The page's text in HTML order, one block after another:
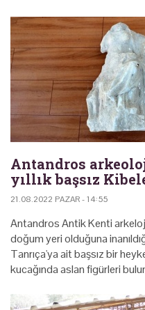
Antandros
yıllık başsız
21.08.2022 PAZAR - 14:55
Antandros Antik Kenti arkeloji
doğum yeri olduğuna
Tanrıça'ya ait başsız bir
kucağında aslan figürleri